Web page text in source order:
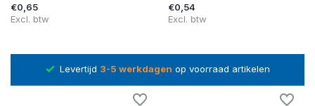
€0,65
Excl. btw
€0,54
Excl. btw
op voorraad artikelen 14 dagenbedenktijd na